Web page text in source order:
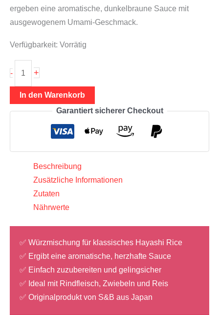
ergeben eine aromatische, dunkelbraune Sauce mit
ausgewogenem Umami-Geschmack.
Verfügbarkeit: Vorrätig
-
Hayashi
Sauce
Mix
Hayashi
Rice),
Menge
+
In den Warenkorb
Garantiert sicherer Checkout
Beschreibung
Zusätzliche Informationen
Zutaten
Nährwerte
✅ Würzmischung für klassisches Hayashi Rice
✅ Ergibt eine aromatische, herzhafte Sauce
✅ Einfach zuzubereiten und gelingsicher
✅ Ideal mit Rindfleisch, Zwiebeln und Reis
✅ Originalprodukt von S&B aus Japan